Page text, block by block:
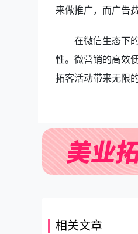
来做推广，而广告
在微信生态下
性。 微营销的高效
拓客活动带来无限
相关文章